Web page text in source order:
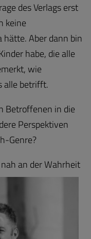
des Verlags erst
keine
Aber dann bin
habe, die alle
wie
alle betrifft.
Betroffenen in die
Perspektiven
Genre?
an der Wahrheit